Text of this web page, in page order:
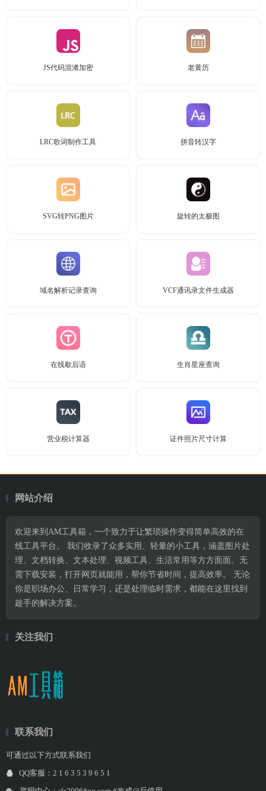
JS代码混淆加密 老黄历
LRC歌词制作工具 拼音转汉字
SVG转PNG图片 旋转的太极图
域名解析记录查询 VCF通讯录文件生成器
在线歇后语 生肖星座查询
营业税计算器 证件照片尺寸计算
网站介绍
欢迎来到AM工具箱，一个致力于让繁琐操作变得简单高效的在
线工具平台。 我们收录了众多实用、轻量的小工具，涵盖图片处
理、文档转换、文本处理、视频工具、生活常用等方方面面。无
需下载安装，打开网页就能用，帮你节省时间，提高效率。 无论
你是职场办公、日常学习，还是处理临时需求，都能在这里找到
趁手的解决方案。
关注我们
联系我们
可通过以下方式联系我们
QQ客服：2 1 6 3 5 3 9 6 5 1